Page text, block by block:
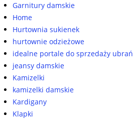
Garnitury damskie
Home
Hurtownia sukienek
hurtownie odzieżowe
idealne portale do sprzedaży ubrań
jeansy damskie
Kamizelki
kamizelki damskie
Kardigany
Klapki